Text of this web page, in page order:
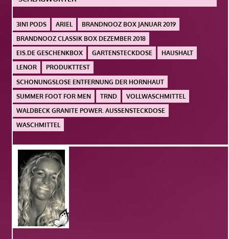
3IN1 PODS ARIEL
BRANDNOOZ BOX JANUAR 2019
BRANDNOOZ CLASSIK BOX DEZEMBER 2018
EIS.DE GESCHENKBOX
GARTENSTECKDOSE
HAUSHALT
LENOR
PRODUKTTEST
SCHONUNGSLOSE ENTFERNUNG DER HORNHAUT
SUMMER FOOT FOR MEN
TRND
VOLLWASCHMITTEL
WALDBECK GRANITE POWER. AUSSENSTECKDOSE
WASCHMITTEL